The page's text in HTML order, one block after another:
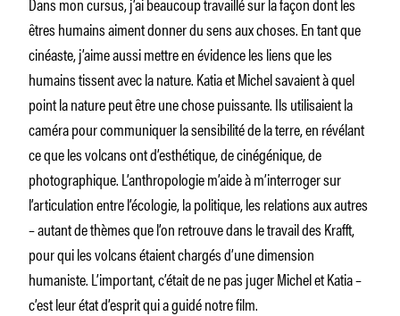
êtres humains aiment donner du sens aux choses. En tant que
cinéaste, j’aime aussi mettre en évidence les liens que les
humains tissent avec la nature. Katia et Michel savaient à quel
point la nature peut être une chose puissante. Ils utilisaient la
caméra pour communiquer la sensibilité de la terre, en révélant
ce que les volcans ont d’esthétique, de cinégénique, de
photographique. L’anthropologie m’aide à m’interroger sur
l’articulation entre l’écologie, la politique, les relations aux autres
– autant de thèmes que l’on retrouve dans le travail des Krafft,
pour qui les volcans étaient chargés d’une dimension
humaniste. L’important, c’était de ne pas juger Michel et Katia –
c’est leur état d’esprit qui a guidé notre film.